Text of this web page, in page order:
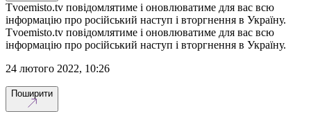
Тvoemisto.tv повідомлятиме і оновлюватиме для вас всю
інформацію про російський наступ і вторгнення в Україну.
Тvoemisto.tv повідомлятиме і оновлюватиме для вас всю
інформацію про російський наступ і вторгнення в Україну.
24 лютого 2022, 10:26
Поширити